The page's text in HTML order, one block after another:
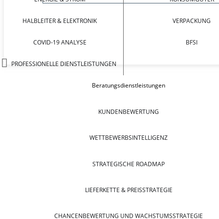
HALBLEITER & ELEKTRONIK
COVID-19 ANALYSE
PROFESSIONELLE DIENSTLEISTUNGEN
VERPACKUNG
BFSI
Beratungsdienstleistungen
KUNDENBEWERTUNG
WETTBEWERBSINTELLIGENZ
STRATEGISCHE ROADMAP
LIEFERKETTE & PREISSTRATEGIE
CHANCENBEWERTUNG UND WACHSTUMSSTRATEGIE